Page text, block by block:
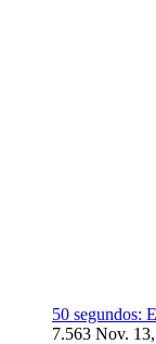
50 segundos:
7.563 Nov.